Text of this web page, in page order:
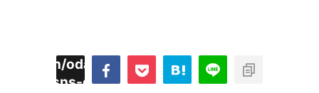
odaiji.com/public_html/blog/wp-
sns-count-cache/sns-count-